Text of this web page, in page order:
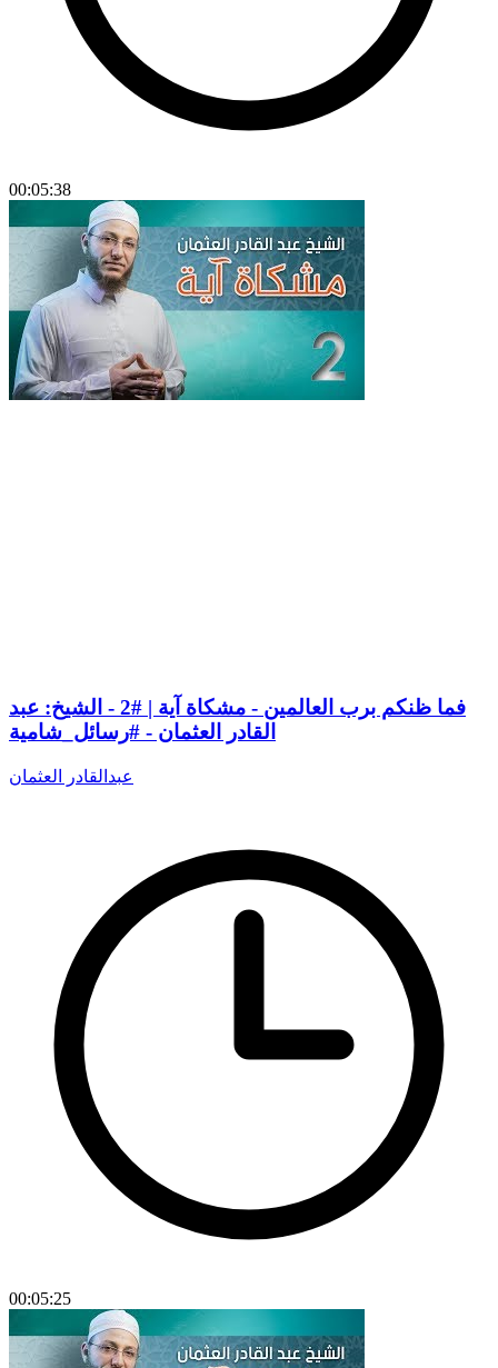
00:05:38
فما ظنكم برب العالمين - مشكاة آية | #2 - الشيخ: عبد
القادر العثمان - #رسائل_شامية
عبدالقادر العثمان
00:05:25